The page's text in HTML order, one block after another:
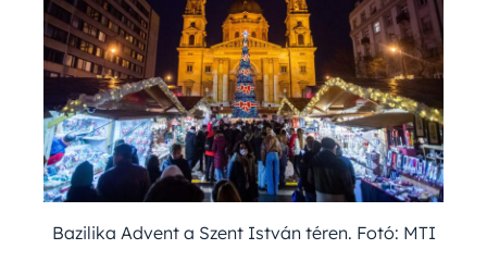
Bazilika Advent a Szent István téren. Fotó: MTI